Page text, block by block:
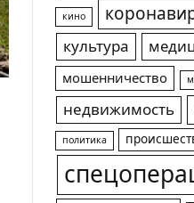
кино
культура
мошенничество
недвижимость
политика